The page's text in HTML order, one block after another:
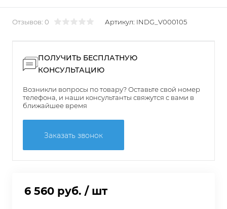
Отзывов: 0 Артикул: INDG_V000105
ПОЛУЧИТЬ БЕСПЛАТНУЮ
КОНСУЛЬТАЦИЮ
Возникли вопросы по товару? Оставьте свой номер
телефона, и наши консультанты свяжутся с вами в
ближайшее время
Заказать звонок
6 560 руб. / шт